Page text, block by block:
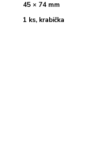
45 × 74 mm
1 ks, krabička